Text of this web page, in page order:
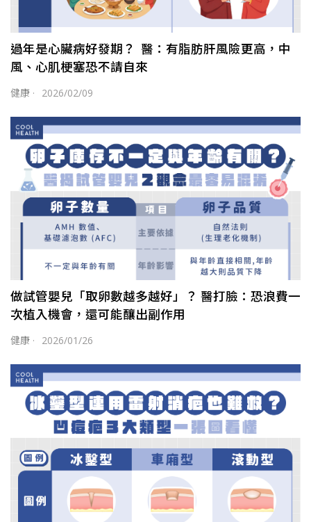
過年是心臟病好發期？ 醫：有脂肪肝風險更高，中
風、心肌梗塞恐不請自來
健康 · 2026/02/09
做試管嬰兒「取卵數越多越好」？ 醫打臉：恐浪費一
次植入機會，還可能釀出副作用
健康 · 2026/01/26